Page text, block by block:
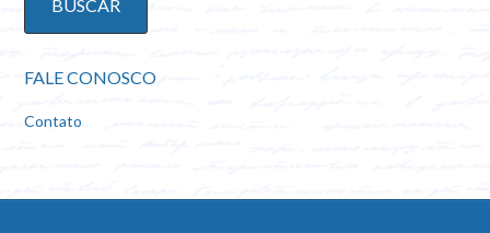
FALE CONOSCO
Contato